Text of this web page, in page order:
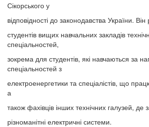
Сікорського у
відповідності до законодавства України.
студентів вищих навчальних закладів
спеціальностей,
зокрема для студентів, які навчаються за
спеціальностей з
електроенергетики та спеціалістів, що
а
також фахівців інших технічних галузей, де
різноманітні електричні системи.